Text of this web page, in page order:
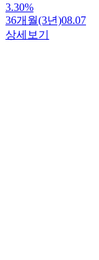
3.30%
36개월(3년)08.07
상세보기